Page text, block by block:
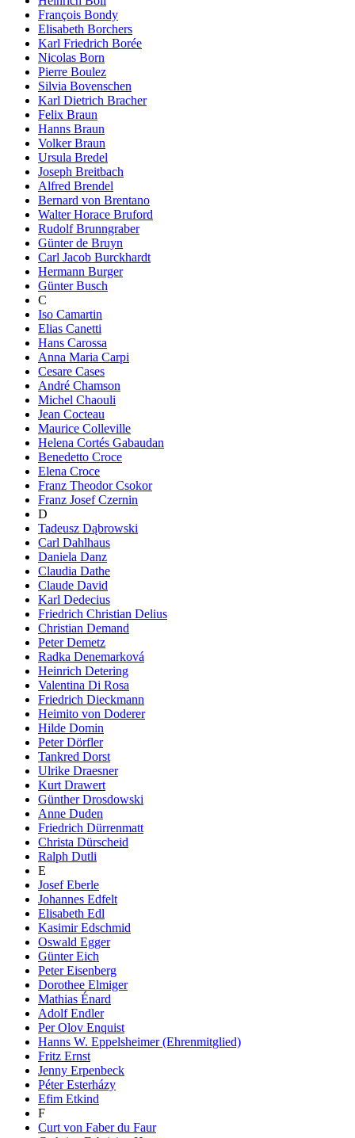
François Bondy
Elisabeth Borchers
Karl Friedrich Borée
Nicolas Born
Pierre Boulez
Silvia Bovenschen
Karl Dietrich Bracher
Felix Braun
Hanns Braun
Volker Braun
Ursula Bredel
Joseph Breitbach
Alfred Brendel
Bernard von Brentano
Walter Horace Bruford
Rudolf Brunngraber
Günter de Bruyn
Carl Jacob Burckhardt
Hermann Burger
Günter Busch
C
Iso Camartin
Elias Canetti
Hans Carossa
Anna Maria Carpi
Cesare Cases
André Chamson
Michel Chaouli
Jean Cocteau
Maurice Colleville
Helena Cortés Gabaudan
Benedetto Croce
Elena Croce
Franz Theodor Csokor
Franz Josef Czernin
D
Tadeusz Dąbrowski
Carl Dahlhaus
Daniela Danz
Claudia Dathe
Claude David
Karl Dedecius
Friedrich Christian Delius
Christian Demand
Peter Demetz
Radka Denemarková
Heinrich Detering
Valentina Di Rosa
Friedrich Dieckmann
Heimito von Doderer
Hilde Domin
Peter Dörfler
Tankred Dorst
Ulrike Draesner
Kurt Drawert
Günther Drosdowski
Anne Duden
Friedrich Dürrenmatt
Christa Dürscheid
Ralph Dutli
E
Josef Eberle
Johannes Edfelt
Elisabeth Edl
Kasimir Edschmid
Oswald Egger
Günter Eich
Peter Eisenberg
Dorothee Elmiger
Mathias Énard
Adolf Endler
Per Olov Enquist
Hanns W. Eppelsheimer (Ehrenmitglied)
Fritz Ernst
Jenny Erpenbeck
Péter Esterházy
Efim Etkind
F
Curt von Faber du Faur